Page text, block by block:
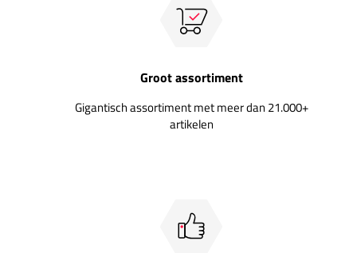
Groot assortiment
Gigantisch assortiment met meer dan 21.000+
artikelen